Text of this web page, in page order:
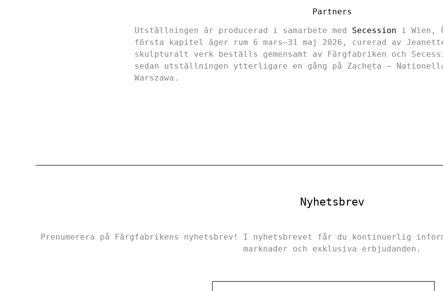
Partners
Utställningen är producerad i samarbete med Secession i Wien,
första kapitel äger rum 6 mars–31 maj 2026, curerad av
skulpturalt verk beställs gemensamt av Färgfabriken och
sedan utställningen ytterligare en gång på Zachęta –
Warszawa.
Nyhetsbrev
Prenumerera på Färgfabrikens nyhetsbrev! I nyhetsbrevet får du kontinuerlig
marknader och exklusiva erbjudanden.